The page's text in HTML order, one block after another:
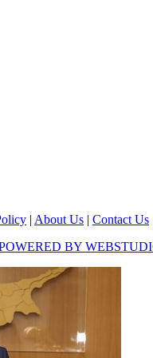
| About Us | Contact Us
BY